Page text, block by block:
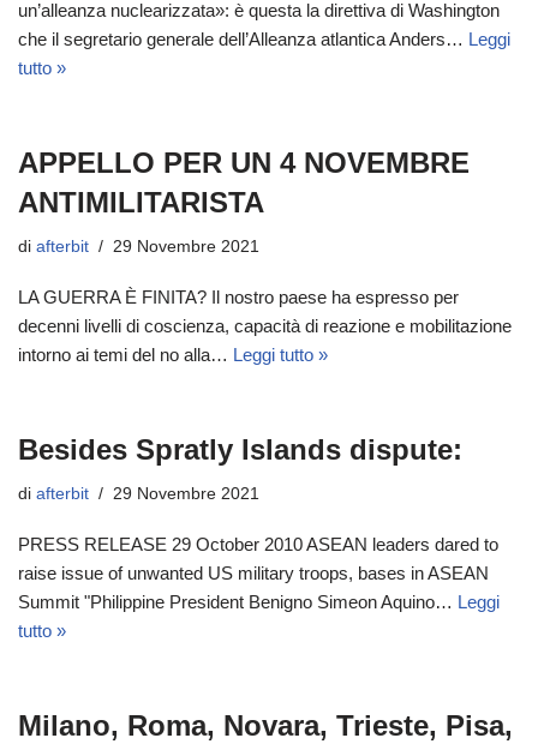
un’alleanza nuclearizzata»: è questa la direttiva di Washington
che il segretario generale dell’Alleanza atlantica Anders… Leggi
tutto »
APPELLO PER UN 4 NOVEMBRE
ANTIMILITARISTA
di afterbit 29 Novembre 2021
LA GUERRA È FINITA? Il nostro paese ha espresso per
decenni livelli di coscienza, capacità di reazione e mobilitazione
intorno ai temi del no alla… Leggi tutto »
Besides Spratly Islands dispute:
di afterbit 29 Novembre 2021
PRESS RELEASE 29 October 2010 ASEAN leaders dared to
raise issue of unwanted US military troops, bases in ASEAN
Summit "Philippine President Benigno Simeon Aquino… Leggi
tutto »
Milano, Roma, Novara, Trieste, Pisa,